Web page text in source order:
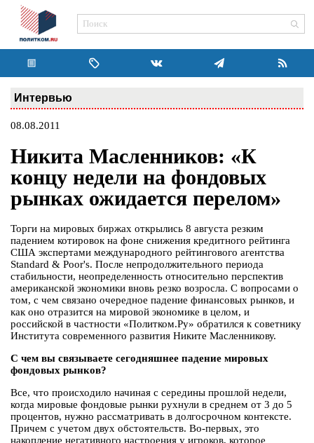
Интервью
08.08.2011
Никита Масленников: «К
концу недели на фондовых
рынках ожидается перелом»
Торги на мировых биржах открылись 8 августа резким
падением котировок на фоне снижения кредитного рейтинга
США экспертами международного рейтингового агентства
Standard & Poor's. После непродолжительного периода
стабильности, неопределенность относительно перспектив
американской экономики вновь резко возросла. С вопросами о
том, с чем связано очередное падение финансовых рынков, и
как оно отразится на мировой экономике в целом, и
российской в частности «Политком.Ру» обратился к советнику
Института современного развития Никите Масленникову.
С чем вы связываете сегодняшнее падение мировых
фондовых рынков?
Все, что происходило начиная с середины прошлой недели,
когда мировые фондовые рынки рухнули в среднем от 3 до 5
процентов, нужно рассматривать в долгосрочном контексте.
Причем с учетом двух обстоятельств. Во-первых, это
накопление негативного настроения у игроков, которое